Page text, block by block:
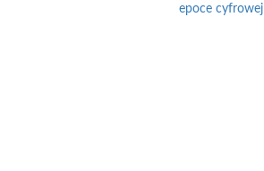
epoce cyfrowej